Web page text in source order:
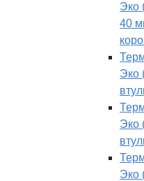
Эко
40
Эко
Эко
Эко